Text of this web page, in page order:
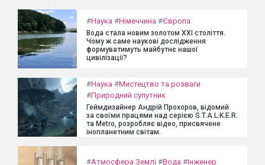
#Наука #Німеччина #Європа
Вода стала новим золотом XXI століття.
Чому ж саме наукові дослідження
формуватимуть майбутнє нашої
цивілізації?
#Наука #Мистецтво та розваги
#Природний супутник
Геймдизайнер Андрій Прохоров, відомий
за своїми працями над серією S.T.A.L.K.E.R.
та Metro, розробляє відео, присвячене
інопланетним світам.
#Атмосфера Землі #Вода #Інженер